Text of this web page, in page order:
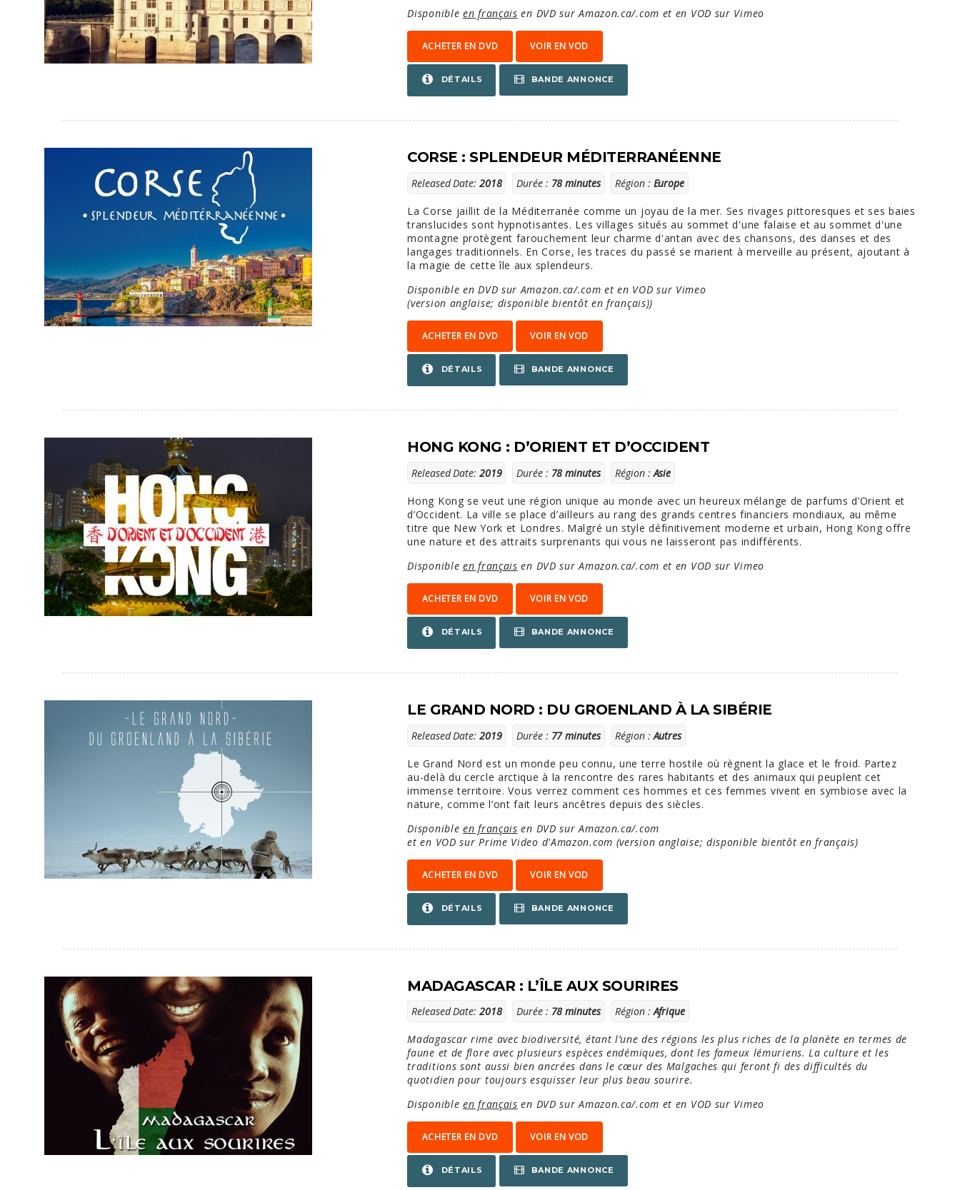
Disponibleen français en DVD sur Amazon.ca/.com et en VOD sur Vimeo
ACHETER EN DVD VOIR EN VOD
DÉTAILS BANDE ANNONCE
CORSE : SPLENDEUR MÉDITERRANÉENNE
Released Date: 2018 Durée : 78 minutes Région : Europe
La Corse jaillit de la Méditerranée comme un joyau de la mer. Ses rivages pittoresques et ses baies
translucides sont hypnotisantes. Les villages situés au sommet d'une falaise et au sommet d'une
montagne protègent farouchement leur charme d'antan avec des chansons, des danses et des
langages traditionnels. En Corse, les traces du passé se marient à merveille au présent, ajoutant à
la magie de cette île aux splendeurs.
Disponible en DVD sur Amazon.ca/.com et en VOD sur Vimeo
(version anglaise; disponible bientôt en français))
ACHETER EN DVD VOIR EN VOD
DÉTAILS BANDE ANNONCE
HONG KONG : D’ORIENT ET D’OCCIDENT
Released Date: 2019 Durée : 78 minutes Région :Asie
Hong Kong se veut une région unique au monde avec un heureux mélange de parfums d’Orient et
d’Occident. La ville se place d’ailleurs au rang des grands centres financiers mondiaux, au même
titre que New York et Londres. Malgré un style définitivement moderne et urbain, Hong Kong offre
une nature et des attraits surprenants qui vous ne laisseront pas indifférents.
Disponibleen français en DVD sur Amazon.ca/.com et en VOD sur Vimeo
ACHETER EN DVD VOIR EN VOD
DÉTAILS BANDE ANNONCE
LE GRAND NORD : DU GROENLAND À LA SIBÉRIE
Released Date: 2019 Durée : 77 minutes Région :Autres
Le Grand Nord est un monde peu connu, une terre hostile où règnent la glace et le froid. Partez
au-delà du cercle arctique à la rencontre des rares habitants et des animaux qui peuplent cet
immense territoire. Vous verrez comment ces hommes et ces femmes vivent en symbiose avec la
nature, comme l’ont fait leurs ancêtres depuis des siècles.
Disponibleen français en DVD sur Amazon.ca/.com
et en VOD sur Prime Video d'Amazon.com (version anglaise; disponible bientôt en français)
ACHETER EN DVD VOIR EN VOD
DÉTAILS BANDE ANNONCE
MADAGASCAR : L’ÎLE AUX SOURIRES
Released Date: 2018 Durée : 78 minutes Région :Afrique
Madagascar rime avec biodiversité, étant l’une des régions les plus riches de la planète en termes de
faune et de flore avec plusieurs espèces endémiques, dont les fameux lémuriens. La culture et les
traditions sont aussi bien ancrées dans le cœur des Malgaches qui feront fi des difficultés du
quotidien pour toujours esquisser leur plus beau sourire.
Disponibleen français en DVD sur Amazon.ca/.com et en VOD sur Vimeo
ACHETER EN DVD VOIR EN VOD
DÉTAILS BANDE ANNONCE